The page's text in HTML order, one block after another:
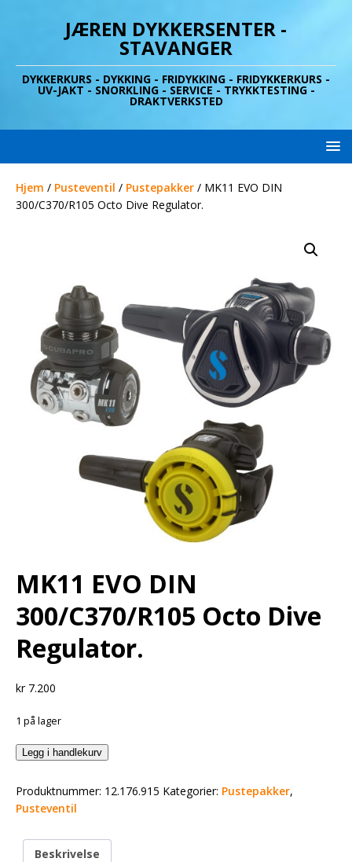
JÆREN DYKKERSENTER -
STAVANGER
DYKKERKURS - DYKKING - FRIDYKKING - FRIDYKKERKURS -
UV-JAKT - SNORKLING - SERVICE - TRYKKTESTING -
DRAKTVERKSTED
Hjem / Pusteventil / Pustepakker / MK11 EVO DIN
300/C370/R105 Octo Dive Regulator.
MK11 EVO DIN
300/C370/R105 Octo Dive
Regulator.
kr7.200
1 på lager
Legg i handlekurv
Produktnummer: 12.176.915 Kategorier: Pustepakker,
Pusteventil
Beskrivelse